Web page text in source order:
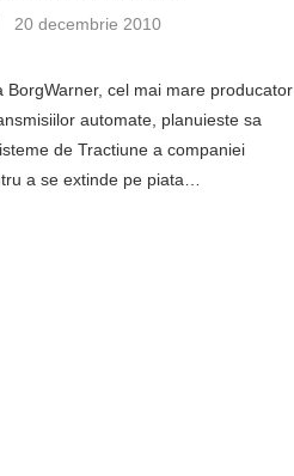
20 decembrie 2010
BorgWarner, cel mai mare producator
automate, planuieste sa
de Tractiune a companiei
a se extinde pe piata…